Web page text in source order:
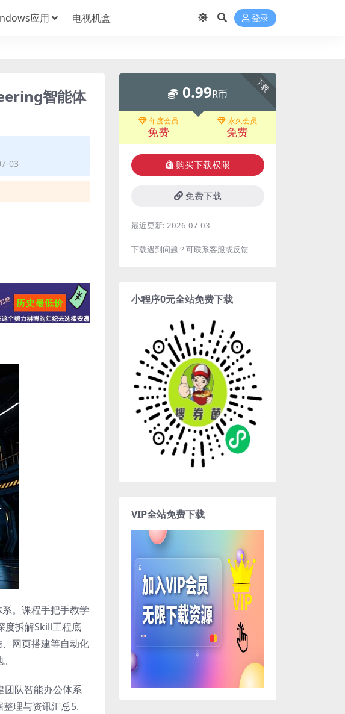
应用 电视机盒 登录
智能体
03
。课程手把手教学
度拆解Skill工程底
网页搭建等自动化
团队智能办公体系
理与资讯汇总5.
下载
0.99R币
年度会员
免费
永久会员
免费
购买下载权限
免费下载
最近更新: 2026-07-03
下载遇到问题？可联系客服或反馈
小程序0元全站免费下载
VIP全站免费下载